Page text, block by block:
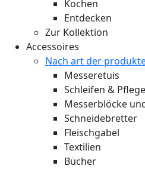
Kochen
Entdecken
Zur Kollektion
Accessoires
Nach art der
Messeretuis
Schleifen &
Messerblöcke
Schneidebretter
Fleischgabel
Textilien
Bücher